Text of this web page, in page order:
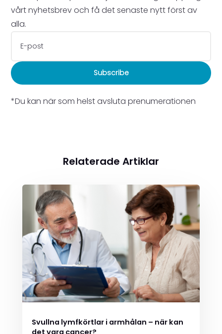
vårt nyhetsbrev och få det senaste nytt först av
alla.
Subscribe
*Du kan när som helst avsluta prenumerationen
Relaterade Artiklar
Svullna lymfkörtlar i armhålan – när kan